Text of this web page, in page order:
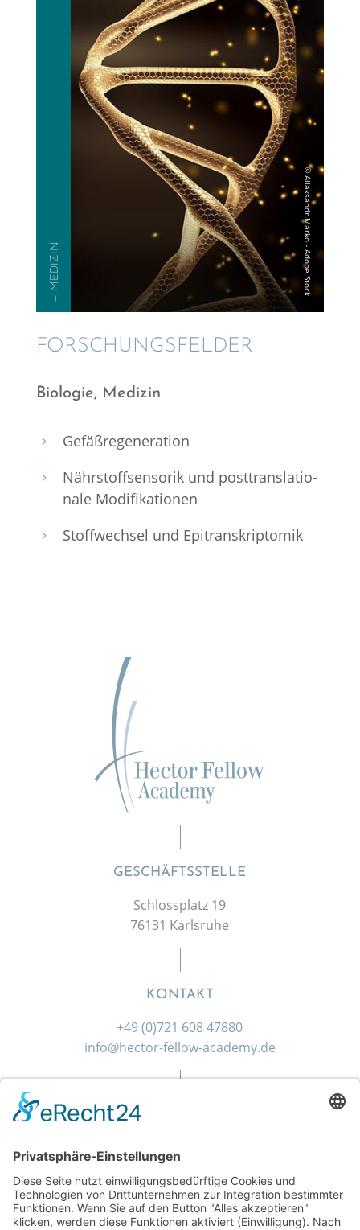
— MEDIZIN
FORSCHUNGS­FEL­DER
Biolo­gie, Medizin
5 Gefäß­re­ge­ne­ra­tion
5
Nährstoff­sen­so­rik und posttrans­la­tio­
nale Modifikationen
5 Stoff­wech­sel und Epitranskriptomik
GESCHÄFTSSTELLE
Schlossplatz 19
76131 Karlsruhe
KONTAKT
+49 (0)721 608 47880
info@hector-fellow-academy.de
SOCIAL MEDIA